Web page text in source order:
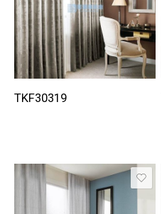
TKF30319